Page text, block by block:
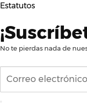
Estatutos
No te pierdas nada de